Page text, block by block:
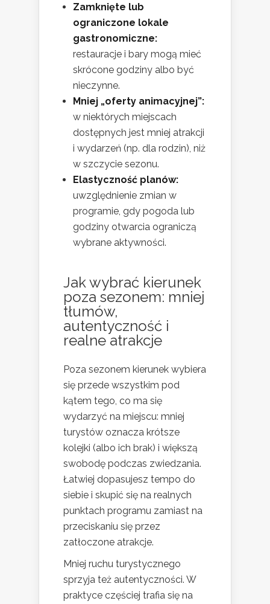
Zamknięte lub
ograniczone lokale
gastronomiczne:
restauracje i bary mogą mieć
skrócone godziny albo być
nieczynne.
Mniej „oferty animacyjnej”:
w niektórych miejscach
dostępnych jest mniej atrakcji
i wydarzeń (np. dla rodzin), niż
w szczycie sezonu.
Elastyczność planów:
uwzględnienie zmian w
programie, gdy pogoda lub
godziny otwarcia ograniczą
wybrane aktywności.
Jak wybrać kierunek
poza sezonem: mniej
tłumów,
autentyczność i
realne atrakcje
Poza sezonem kierunek wybiera
się przede wszystkim pod
kątem tego, co ma się
wydarzyć na miejscu: mniej
turystów oznacza krótsze
kolejki (albo ich brak) i większą
swobodę podczas zwiedzania.
Łatwiej dopasujesz tempo do
siebie i skupić się na realnych
punktach programu zamiast na
przeciskaniu się przez
zatłoczone atrakcje.
Mniej ruchu turystycznego
sprzyja też autentyczności. W
praktyce częściej trafia się na